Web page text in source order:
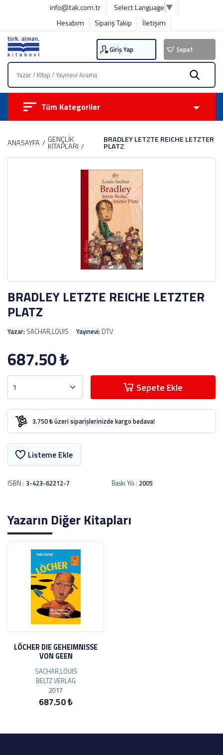
info@tak.com.tr Select Language ▼
Hesabım
Sipariş Takip İletişim
Giriş Yap Sepet
Tüm Kategoriler
ANASAYFA GENÇLİK
KİTAPLARI
BRADLEY LETZTE REICHE LETZTER
PLATZ
BRADLEY LETZTE REICHE LETZTER
PLATZ
Yazar: SACHAR,LOUIS Yayınevi: DTV
687.50₺
Sepete Ekle
3.750 ₺ üzeri siparişlerinizde kargo bedava!
Listeme Ekle
ISBN : 3-423-62212-7 Baskı Yılı : 2005
Yazarın Diğer Kitapları
LÖCHER DIE GEHEIMNISSE
VON GEEN
SACHAR,LOUIS
BELTZ VERLAG
2017
687.50 ₺